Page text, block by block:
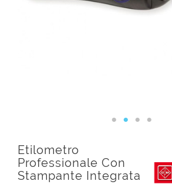
Etilometro
Professionale Con
Stampante Integrata